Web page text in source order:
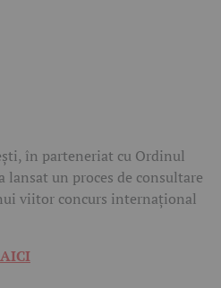
în parteneriat cu Ordinul
un proces de consultare
viitor concurs internațional
AICI